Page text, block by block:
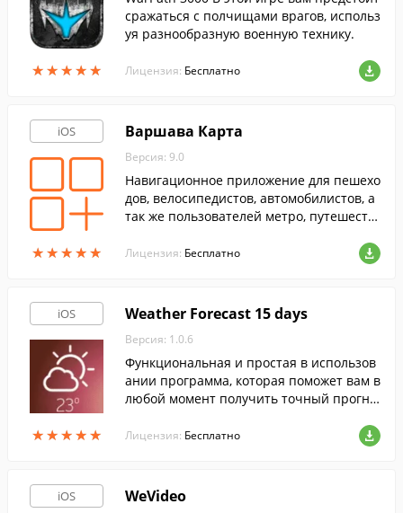
★★★★★
★★★★★
сражаться с полчищами врагов, использ
уя разнообразную военную технику.
Лицензия: Бесплатно
iOS
★★★★★
★★★★★
Варшава Карта
Версия: 9.0
Навигационное приложение для пешехо
дов, велосипедистов, автомобилистов, а
так же пользователей метро, путешеств
Лицензия: Бесплатно
iOS
★★★★★
★★★★★
Weather Forecast 15 days
Версия: 1.0.6
Функциональная и простая в использов
ании программа, которая поможет вам в
любой момент получить точный прогно
Лицензия: Бесплатно
iOS WeVideo